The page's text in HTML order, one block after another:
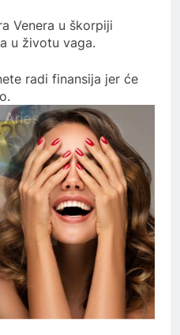
Venera u škorpiji
u životu vaga.
radi finansija jer će